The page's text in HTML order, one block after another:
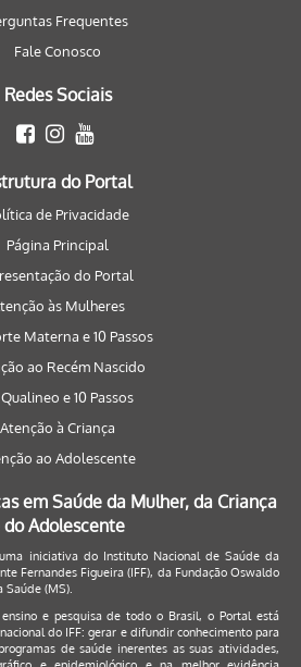
Frequentes
Fale Conosco
Redes Sociais
do Portal
de Privacidade
Página Principal
do Portal
às Mulheres
Materna e 10 Passos
ao Recém Nascido
e 10 Passos
Atenção à Criança
ao Adolescente
em Saúde da Mulher, da Criança
do Adolescente
iniciativa do Instituto Nacional de Saúde da
Fernandes Figueira (IFF), da Fundação Oswaldo
Saúde (MS).
e pesquisa de todo o Brasil, o Portal está
do IFF: gerar e difundir conhecimento para
de saúde inerentes as suas atividades,